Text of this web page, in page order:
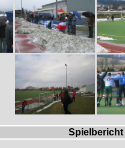
Spielbericht